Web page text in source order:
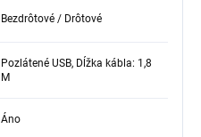
Bezdrôtové / Drôtové
Pozlátené USB, Dĺžka kábla: 1,8
M
Áno